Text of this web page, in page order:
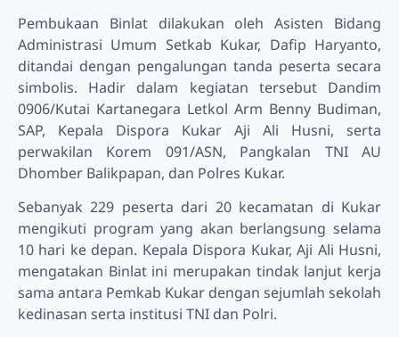
Pembukaan Binlat dilakukan oleh Asisten Bidang
Administrasi Umum Setkab Kukar, Dafip Haryanto,
ditandai dengan pengalungan tanda peserta secara
simbolis. Hadir dalam kegiatan tersebut Dandim
0906/Kutai Kartanegara Letkol Arm Benny Budiman,
SAP, Kepala Dispora Kukar Aji Ali Husni, serta
perwakilan Korem 091/ASN, Pangkalan TNI AU
Dhomber Balikpapan, dan Polres Kukar.
Sebanyak 229 peserta dari 20 kecamatan di Kukar
mengikuti program yang akan berlangsung selama
10 hari ke depan. Kepala Dispora Kukar, Aji Ali Husni,
mengatakan Binlat ini merupakan tindak lanjut kerja
sama antara Pemkab Kukar dengan sejumlah sekolah
kedinasan serta institusi TNI dan Polri.